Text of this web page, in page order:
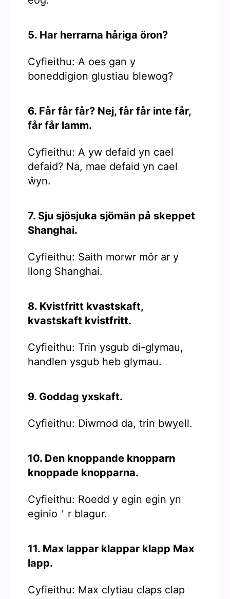
5. Har herrarna håriga öron?
Cyfieithu: A oes gan y
boneddigion glustiau blewog?
6. Får får får? Nej, får får inte får,
får får lamm.
Cyfieithu: A yw defaid yn cael
defaid? Na, mae defaid yn cael
ŵyn.
7. Sju sjösjuka sjömän på skeppet
Shanghai.
Cyfieithu: Saith morwr môr ar y
llong Shanghai.
8. Kvistfritt kvastskaft,
kvastskaft kvistfritt.
Cyfieithu: Trin ysgub di-glymau,
handlen ysgub heb glymau.
9. Goddag yxskaft.
Cyfieithu: Diwrnod da, trin bwyell.
10. Den knoppande knopparn
knoppade knopparna.
Cyfieithu: Roedd y egin egin yn
eginio＇r blagur.
11. Max lappar klappar klapp Max
lapp.
Cyfieithu: Max clytiau claps clap